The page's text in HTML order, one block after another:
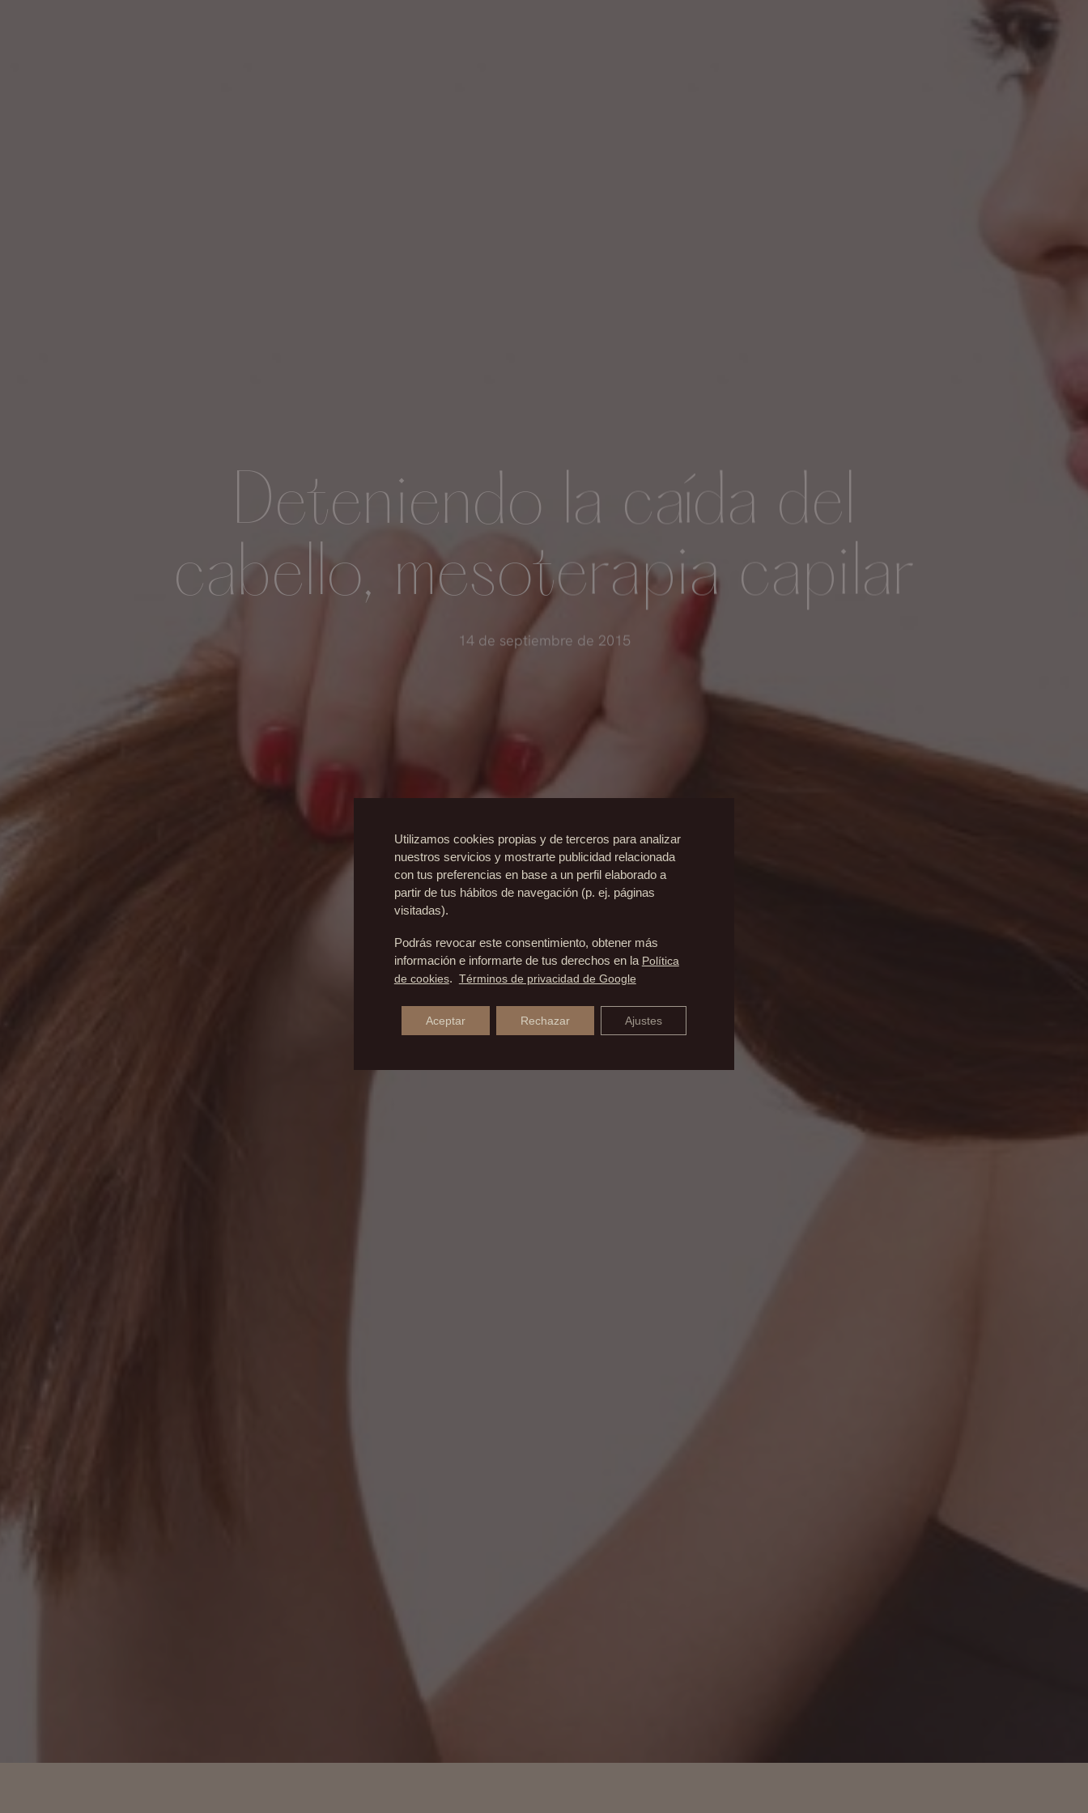
Deteniendo la caída del
cabello, mesoterapia capilar
14 de septiembre de 2015
Utilizamos cookies propias y de terceros para analizar
nuestros servicios y mostrarte publicidad relacionada
con tus preferencias en base a un perfil elaborado a
partir de tus hábitos de navegación (p. ej. páginas
visitadas).
Podrás revocar este consentimiento, obtener más
información e informarte de tus derechos en la Política
de cookies. Términos de privacidad de Google
Aceptar Rechazar Ajustes